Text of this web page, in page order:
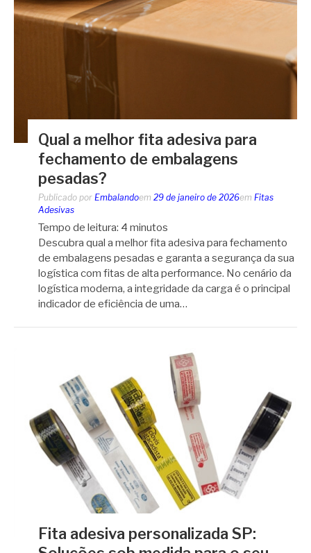
Qual a melhor fita adesiva para
fechamento de embalagens
pesadas?
Publicado por Embalandoem 29 de janeiro de 2026em Fitas
Adesivas
Tempo de leitura: 4 minutos
Descubra qual a melhor fita adesiva para fechamento
de embalagens pesadas e garanta a segurança da sua
logística com fitas de alta performance. No cenário da
logística moderna, a integridade da carga é o principal
indicador de eficiência de uma…
Fita adesiva personalizada SP: